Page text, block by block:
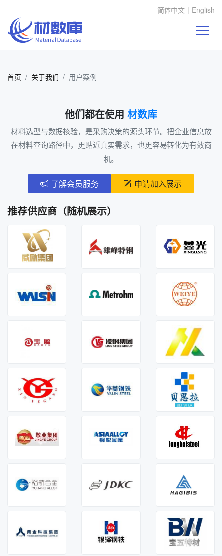
简体中文 | English
首页 关于我们 用户案例
他们都在使用 材数库
材料选型与数据核验，是采购决策的源头环节。把企业信息放
在材料查询路径中，更贴近真实需求，也更容易转化为有效商
机。
了解会员服务 申请加入展示
推荐供应商（随机展示）